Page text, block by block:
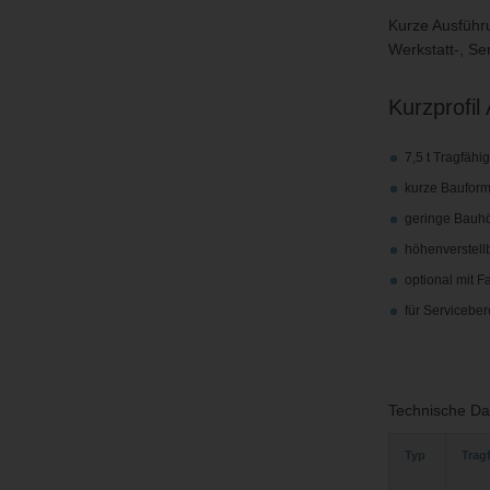
Kurze
Werkstatt-,
Kurzprofil
7,5 t
kurze Bauform
geringe
optional mit
für
Technische
Typ